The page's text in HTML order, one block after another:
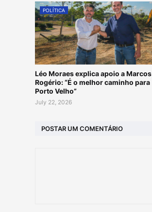
POLÍTICA
Léo Moraes explica apoio a Marcos
Rogério: “É o melhor caminho para
Porto Velho”
July 22, 2026
POSTAR UM COMENTÁRIO